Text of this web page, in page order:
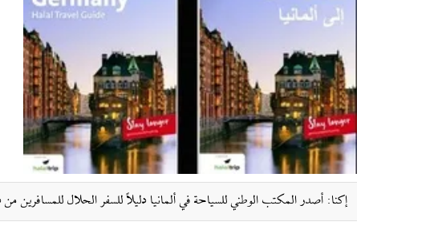
إکنا: أصدر المكتب الوطني للسياحة في ألمانيا دليلاً للسفر الحلال